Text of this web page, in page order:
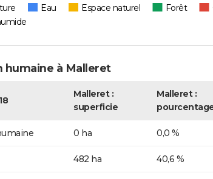
Eau Espace naturel Forêt
humaine à Malleret
Malleret :
superficie
Malleret :
0 ha 0,0 %
482 ha 40,6 %